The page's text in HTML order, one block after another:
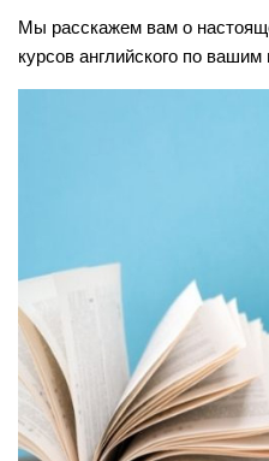
Мы расскажем вам о
курсов английского по